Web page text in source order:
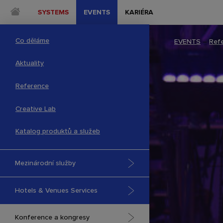
SYSTEMS EVENTS
Co děláme
Aktuality
Reference
Creative Lab
Katalog produktů a služeb
Mezinárodní služby
Hotels & Venues Services
Konference a kongresy
KARIÉRA
EVENTS –